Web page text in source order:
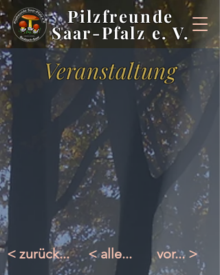
Pilzfreunde
Saar-Pfalz e. V.
Veranstaltung
< zurück... < alle... vor... >